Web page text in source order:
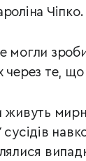
Чіпко.
могли
через те,
живуть